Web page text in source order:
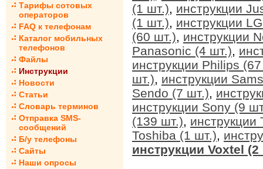
Тарифы сотовых
операторов
FAQ к телефонам
Каталог мобильных
телефонов
Файлы
Инструкции
Новости
Статьи
Словарь терминов
Отправка SMS-
сообщений
Б/у телефоны
Сайты
Наши опросы
(1 шт.), инструкции
(1 шт.), инструкции
(60 шт.), инструкции
Panasonic (4 шт.),
инструкции Philips
шт.), инструкции
Sendo (7 шт.),
инструкции Sony (9
(139 шт.), инструкции
Toshiba (1 шт.),
инструкции Voxtel (2